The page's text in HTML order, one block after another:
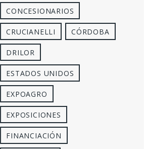
CONCESIONARIOS
CRUCIANELLI CÓRDOBA
DRILOR
ESTADOS UNIDOS
EXPOAGRO
EXPOSICIONES
FINANCIACIÓN